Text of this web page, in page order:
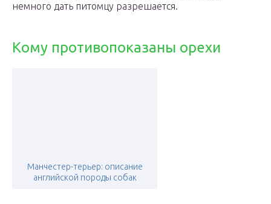
немного дать питомцу разрешается.
Кому противопоказаны орехи
Манчестер-терьер: описание
английской породы собак